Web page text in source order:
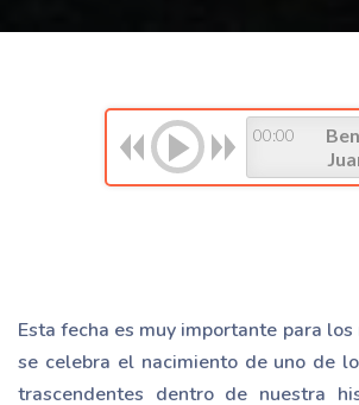
00:00
Esta fecha es muy importante para
se celebra el nacimiento de uno de
trascendentes dentro de nuestra